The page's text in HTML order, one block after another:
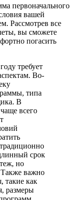
первоначального
вашей
Рассмотрев все
вы сможете
погасить
требует
Во-
типа
В
всего
срок
но
важно
такие как
размеры